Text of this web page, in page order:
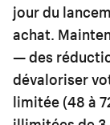
jour du
achat.
— des
dévaloriser
limitée (48 à